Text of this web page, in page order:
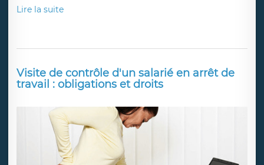
Lire la suite
Visite de contrôle d'un salarié en arrêt de
travail : obligations et droits